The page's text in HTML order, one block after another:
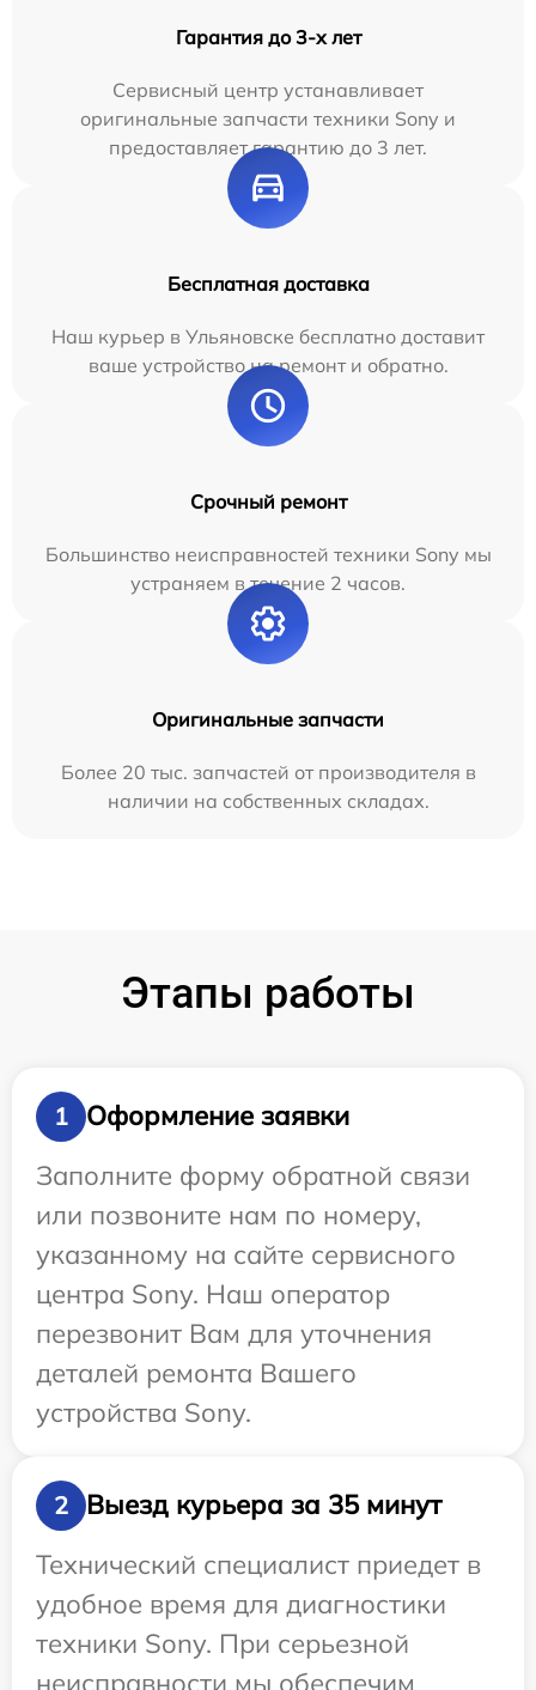
Гарантия до 3-х лет
Сервисный центр устанавливает
оригинальные запчасти техники Sony и
предоставляет гарантию до 3 лет.
Бесплатная доставка
Наш курьер в Ульяновске бесплатно доставит
ваше устройство на ремонт и обратно.
Срочный ремонт
Большинство неисправностей техники Sony мы
устраняем в течение 2 часов.
Оригинальные запчасти
Более 20 тыс. запчастей от производителя в
наличии на собственных складах.
Этапы работы
1
Оформление заявки
Заполните форму обратной связи
или позвоните нам по номеру,
указанному на сайте сервисного
центра Sony. Наш оператор
перезвонит Вам для уточнения
деталей ремонта Вашего
устройства Sony.
2
Выезд курьера за 35 минут
Технический специалист приедет в
удобное время для диагностики
техники Sony. При серьезной
неисправности мы обеспечим